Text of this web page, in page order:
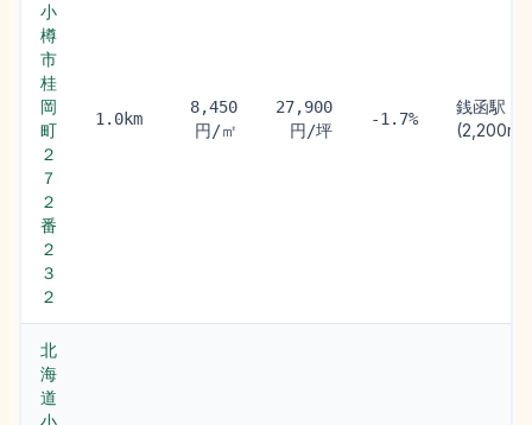
小
樽
市
桂
岡
町
２
７
２
番
２
３
２
1.0km
8,450
円/㎡
27,900
円/坪
-1.7%
銭函駅
(2,200m)
北
海
道
小